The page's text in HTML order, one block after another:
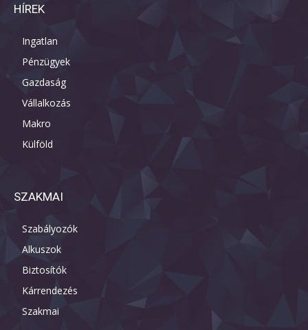
HÍREK
Ingatlan
Pénzügyek
Gazdaság
Vállalkozás
Makro
Külföld
SZAKMAI
Szabályozók
Alkuszok
Biztosítók
Kárrendezés
Szakmai